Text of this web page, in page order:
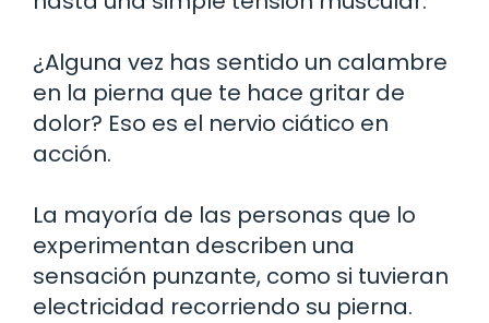
¿Alguna vez has sentido un calambre
en la pierna que te hace gritar de
dolor? Eso es el nervio ciático en
acción.
La mayoría de las personas que lo
experimentan describen una
sensación punzante, como si tuvieran
electricidad recorriendo su pierna.